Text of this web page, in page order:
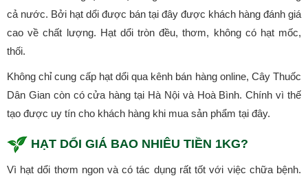
cả nước. Bởi hạt dổi được bán tại đây được khách hàng đánh giá
cao về chất lượng. Hạt dổi tròn đều, thơm, không có hạt mốc,
thối.
Không chỉ cung cấp hạt dổi qua kênh bán hàng online, Cây Thuốc
Dân Gian còn có cửa hàng tại Hà Nội và Hoà Bình. Chính vì thế
tạo được uy tín cho khách hàng khi mua sản phẩm tại đây.
HẠT DỔI GIÁ BAO NHIÊU TIỀN 1KG?
Vì hạt dổi thơm ngon và có tác dụng rất tốt với việc chữa bệnh.